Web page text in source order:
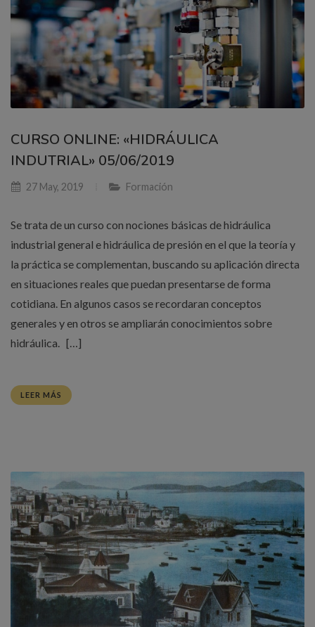
CURSO ONLINE: «HIDRÁULICA
INDUTRIAL» 05/06/2019
27 May, 2019 Formación
Se trata de un curso con nociones básicas de hidráulica
industrial general e hidráulica de presión en el que la teoría y
la práctica se complementan, buscando su aplicación directa
en situaciones reales que puedan presentarse de forma
cotidiana. En algunos casos se recordaran conceptos
generales y en otros se ampliarán conocimientos sobre
hidráulica. […]
LEER MÁS